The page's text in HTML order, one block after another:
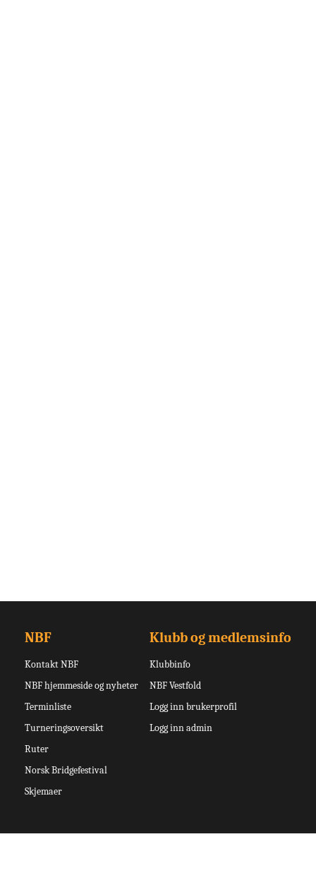
NBF
Kontakt NBF
NBF hjemmeside og nyheter
Terminliste
Turneringsoversikt
Ruter
Norsk Bridgefestival
Skjemaer
Klubb og medlemsinfo
Klubbinfo
NBF Vestfold
Logg inn brukerprofil
Logg inn admin